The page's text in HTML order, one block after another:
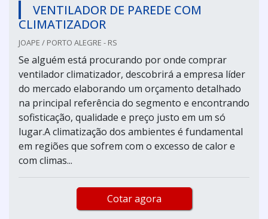
VENTILADOR DE PAREDE COM
CLIMATIZADOR
JOAPE / PORTO ALEGRE - RS
Se alguém está procurando por onde comprar
ventilador climatizador, descobrirá a empresa líder
do mercado elaborando um orçamento detalhado
na principal referência do segmento e encontrando
sofisticação, qualidade e preço justo em um só
lugar.A climatização dos ambientes é fundamental
em regiões que sofrem com o excesso de calor e
com climas...
Cotar agora